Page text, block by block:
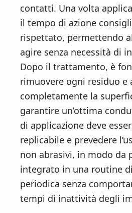
contatti. Una volta
il tempo di azione
rispettato, permettendo
agire senza necessità di
Dopo il trattamento, è
rimuovere ogni residuo e
completamente la
garantire un’ottima
di applicazione deve
replicabile e prevedere
non abrasivi, in modo da
integrato in una routine
periodica senza
tempi di inattività degli